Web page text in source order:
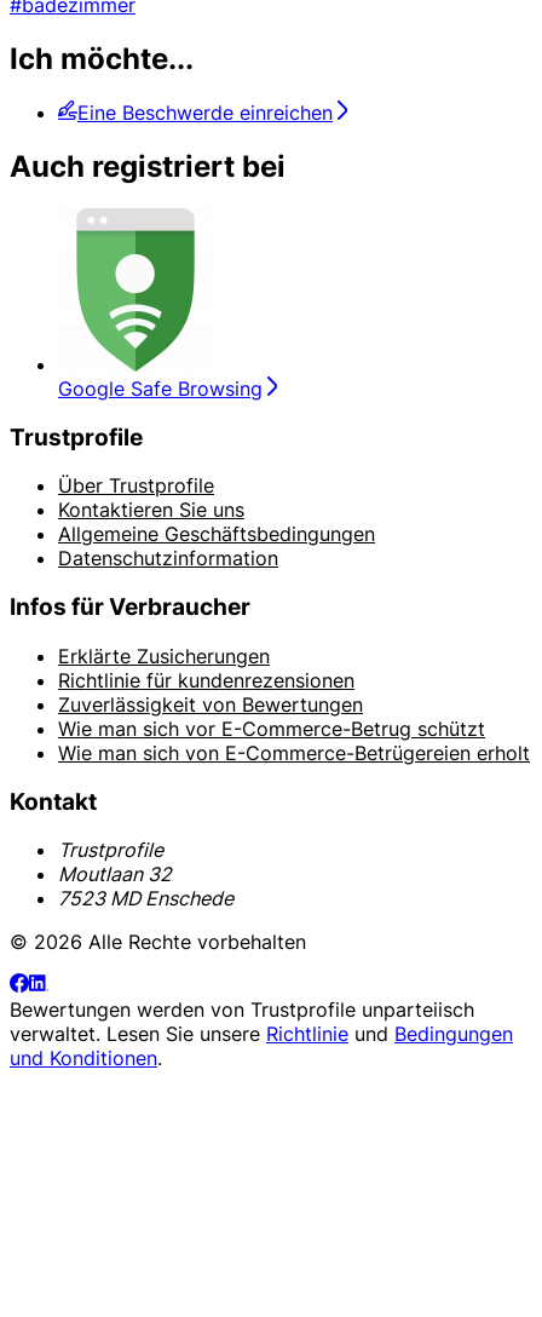
#badezimmer
Ich möchte...
Eine Beschwerde einreichen
Auch registriert bei
Google Safe Browsing
Trustprofile
Über Trustprofile
Kontaktieren Sie uns
Allgemeine Geschäftsbedingungen
Datenschutzinformation
Infos für Verbraucher
Erklärte Zusicherungen
Richtlinie für kundenrezensionen
Zuverlässigkeit von Bewertungen
Wie man sich vor E-Commerce-Betrug schützt
Wie man sich von E-Commerce-Betrügereien erholt
Kontakt
Trustprofile
Moutlaan 32
7523 MD Enschede
© 2026 Alle Rechte vorbehalten
Bewertungen werden von Trustprofile unparteiisch
verwaltet. Lesen Sie unsere Richtlinie und Bedingungen
und Konditionen.